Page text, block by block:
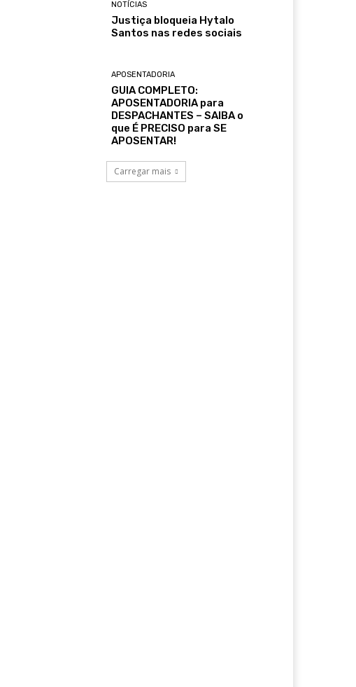
NOTÍCIAS
Justiça bloqueia Hytalo
Santos nas redes sociais
APOSENTADORIA
GUIA COMPLETO:
APOSENTADORIA para
DESPACHANTES – SAIBA o
que É PRECISO para SE
APOSENTAR!
Carregar mais